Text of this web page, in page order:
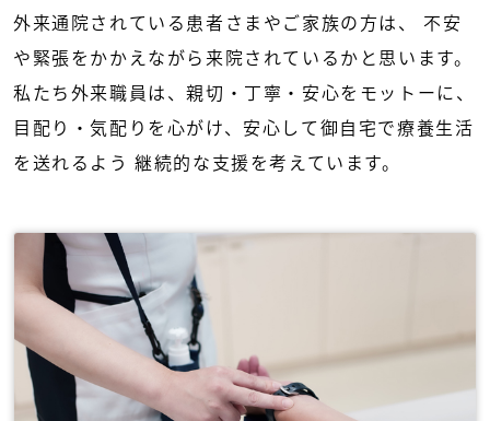
外来通院されている患者さまやご家族の方は、
不安
や緊張をかかえながら来院されているかと思います。
私たち外来職員は、親切・丁寧・安心をモットーに、
目配り・気配りを心がけ、安心して御自宅で療養生活
を送れるよう 継続的な支援を考えています。